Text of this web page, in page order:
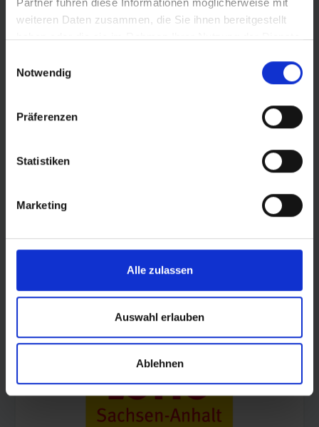
weiteren Daten zusammen, die Sie ihnen bereitgestellt
haben oder die sie im Rahmen Ihrer Nutzung der Dienste
Notwendig
Präferenzen
Statistiken
Marketing
Alle zulassen
Auswahl erlauben
Ablehnen